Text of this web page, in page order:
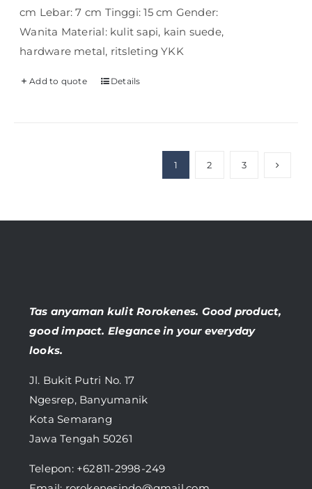
cm Lebar: 7 cm Tinggi: 15 cm Gender:
Wanita Material: kulit sapi, kain suede,
hardware metal, ritsleting YKK
Add to quote Details
1 2 3
Tas anyaman kulit Rorokenes. Good product,
good impact. Elegance in your everyday
looks.
Jl. Bukit Putri No. 17
Ngesrep, Banyumanik
Kota Semarang
Jawa Tengah 50261
Telepon: +62811-2998-249